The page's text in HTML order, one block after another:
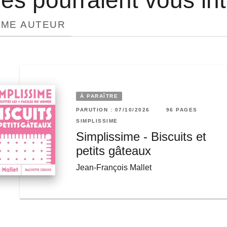
AUTEUR
PAGES
et
: 06/05/2026
- Apéros
François Mallet
À PARAÎTRE
PARUTION : 07/10/2026
96 PAGES
SIMPLISSIME
Simplissime - Biscuits et
petits gâteaux
Jean-François Mallet